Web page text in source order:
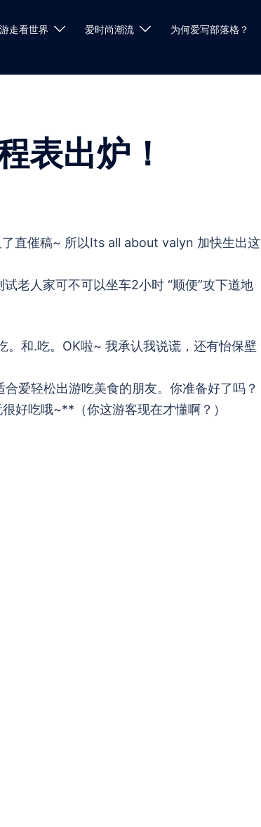
走看世界 爱时尚潮流 为何爱写部落格？
表出炉！
了直催稿~ 所以Its all about valyn 加快生出这
老人家可不可以坐车2小时 “顺便”攻下道地
。和.吃。OK啦~ 我承认我说谎，还有怡保壁
爱轻松出游吃美食的朋友。你准备好了吗？
好吃哦~**（你这游客现在才懂啊？）